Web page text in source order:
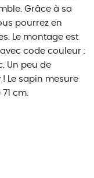
Grâce à sa
pourrez en
Le montage est
code couleur :
Un peu de
Le sapin mesure
cm.